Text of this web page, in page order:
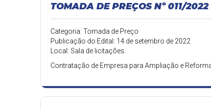
TOMADA DE PREÇOS Nº 011/2022
Categoria: Tomada de Preço
Publicação do Edital: 14 de setembro de 2022
Local: Sala de licitações.
Contratação de Empresa para Ampliação e